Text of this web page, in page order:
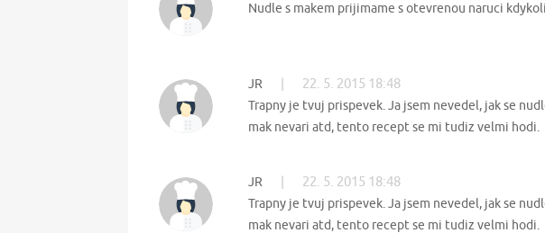
Nudle s makem prijimame s otevrenou naruci
JR 22. 5. 2015 18:48
Trapny je tvuj prispevek. Ja jsem nevedel, jak se
mak nevari atd, tento recept se mi tudiz velmi hodi.
JR 22. 5. 2015 18:48
Trapny je tvuj prispevek. Ja jsem nevedel, jak se
mak nevari atd, tento recept se mi tudiz velmi hodi.